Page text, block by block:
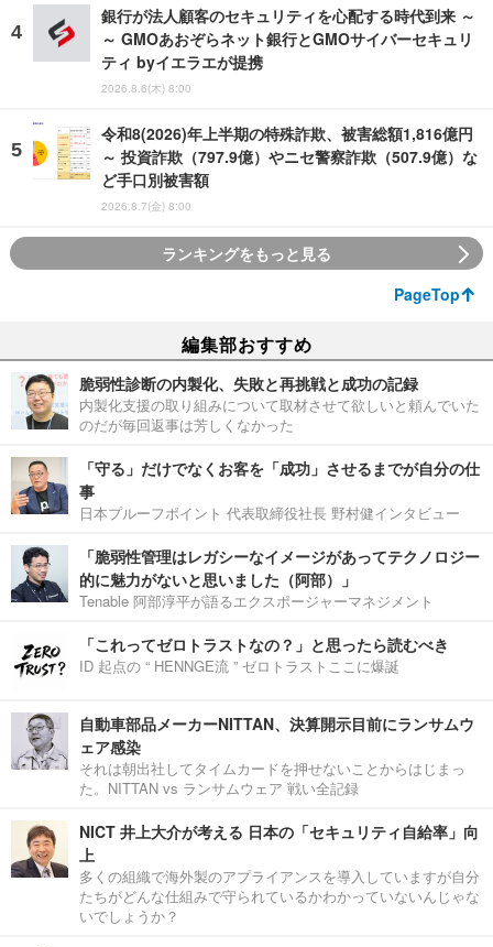
銀行が法人顧客のセキュリティを心配する時代到来 ～
～ GMOあおぞらネット銀行とGMOサイバーセキュリ
ティ byイエラエが提携
2026.8.6(木) 8:00
令和8(2026)年上半期の特殊詐欺、被害総額1,816億円
～ 投資詐欺（797.9億）やニセ警察詐欺（507.9億）な
ど手口別被害額
2026.8.7(金) 8:00
ランキングをもっと見る
PageTop
編集部おすすめ
脆弱性診断の内製化、失敗と再挑戦と成功の記録
内製化支援の取り組みについて取材させて欲しいと頼んでいた
のだが毎回返事は芳しくなかった
「守る」だけでなくお客を「成功」させるまでが自分の仕
事
日本プルーフポイント 代表取締役社長 野村健インタビュー
「脆弱性管理はレガシーなイメージがあってテクノロジー
的に魅力がないと思いました（阿部）」
Tenable 阿部淳平が語るエクスポージャーマネジメント
「これってゼロトラストなの？」と思ったら読むべき
ID 起点の “ HENNGE流 ” ゼロトラストここに爆誕
自動車部品メーカーNITTAN、決算開示目前にランサムウ
ェア感染
それは朝出社してタイムカードを押せないことからはじまっ
た。NITTAN vs ランサムウェア 戦い全記録
NICT 井上大介が考える 日本の「セキュリティ自給率」向
上
多くの組織で海外製のアプライアンスを導入していますが自分
たちがどんな仕組みで守られているかわかっていないんじゃな
いでしょうか？